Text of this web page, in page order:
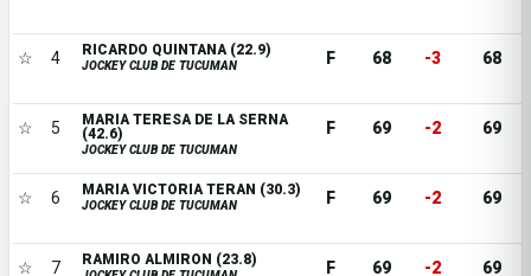
☆ 4 RICARDO QUINTANA (22.9)
JOCKEY CLUB DE TUCUMAN F 68 -3 68
☆ 5
MARIA TERESA DE LA SERNA
(42.6)
JOCKEY CLUB DE TUCUMAN
F 69 -2 69
☆ 6 MARIA VICTORIA TERAN (30.3)
JOCKEY CLUB DE TUCUMAN F 69 -2 69
☆ 7 RAMIRO ALMIRON (23.8) F 69 -2 69